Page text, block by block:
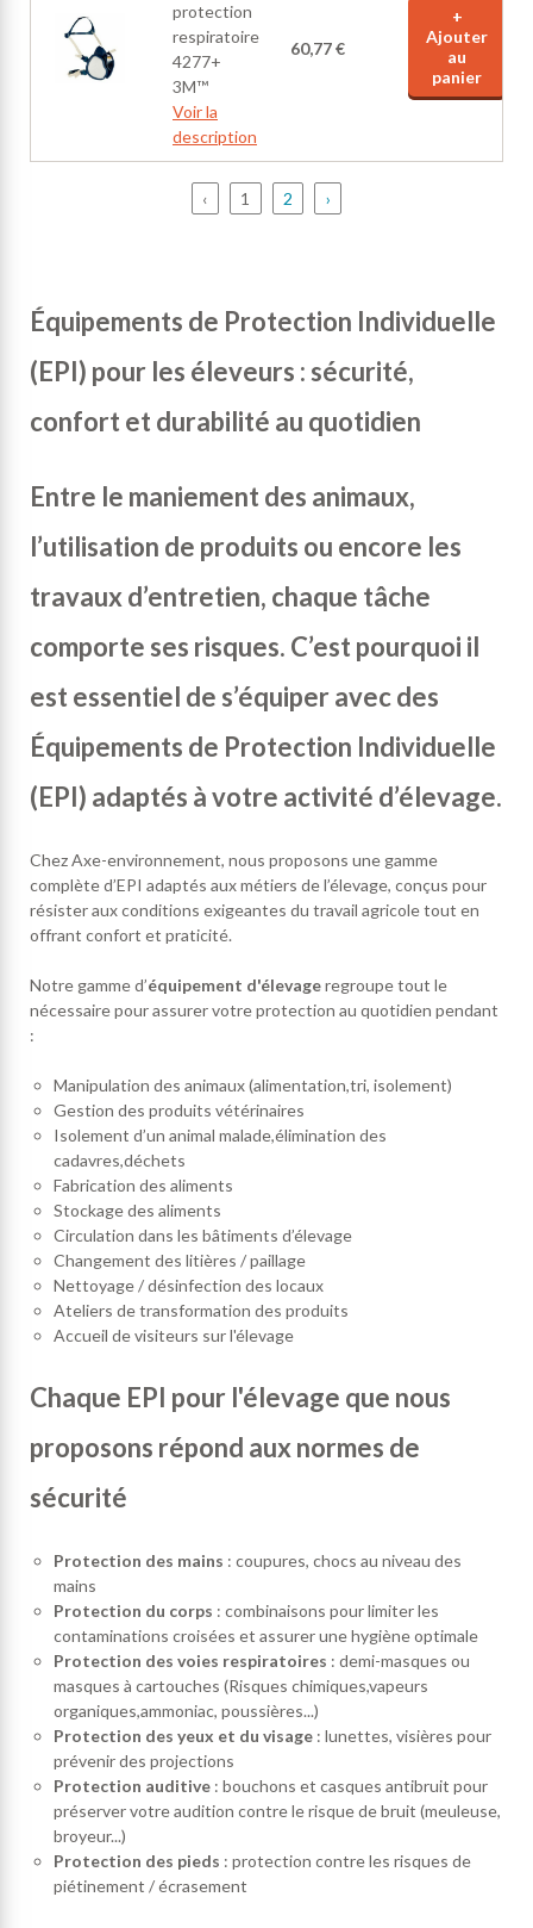
protection
respiratoire
4277+
3M™
Voir la
description
60,77 €
+
Ajouter
au
panier
‹ 1 2 ›
Équipements de Protection Individuelle
(EPI) pour les éleveurs : sécurité,
confort et durabilité au quotidien
Entre le maniement des animaux,
l’utilisation de produits ou encore les
travaux d’entretien, chaque tâche
comporte ses risques. C’est pourquoi il
est essentiel de s’équiper avec des
Équipements de Protection Individuelle
(EPI) adaptés à votre activité d’élevage.
Chez Axe-environnement, nous proposons une gamme
complète d’EPI adaptés aux métiers de l’élevage, conçus pour
résister aux conditions exigeantes du travail agricole tout en
offrant confort et praticité.
Notre gamme d’équipement d'élevageregroupe tout le
nécessaire pour assurer votre protection au quotidien pendant
:
Manipulation des animaux (alimentation,tri, isolement)
Gestion des produits vétérinaires
Isolement d’un animal malade,élimination des
cadavres,déchets
Fabrication des aliments
Stockage des aliments
Circulation dans les bâtiments d’élevage
Changement des litières / paillage
Nettoyage / désinfection des locaux
Ateliers de transformation des produits
Accueil de visiteurs sur l'élevage
Chaque EPI pour l'élevage que nous
proposons répond aux normes de
sécurité
Protection des mains : coupures, chocs au niveau des
mains
Protection du corps : combinaisons pour limiter les
contaminations croisées et assurer une hygiène optimale
Protection des voies respiratoires : demi-masques ou
masques à cartouches (Risques chimiques,vapeurs
organiques,ammoniac, poussières...)
Protection des yeux et du visage : lunettes, visières pour
prévenir des projections
Protection auditive : bouchons et casques antibruit pour
préserver votre audition contre le risque de bruit (meuleuse,
broyeur...)
Protection des pieds : protection contre les risques de
piétinement / écrasement